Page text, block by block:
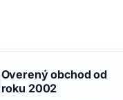
Overený obchod od
roku 2002